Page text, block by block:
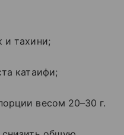
и тахини;
катаифи;
весом 20–30 г.